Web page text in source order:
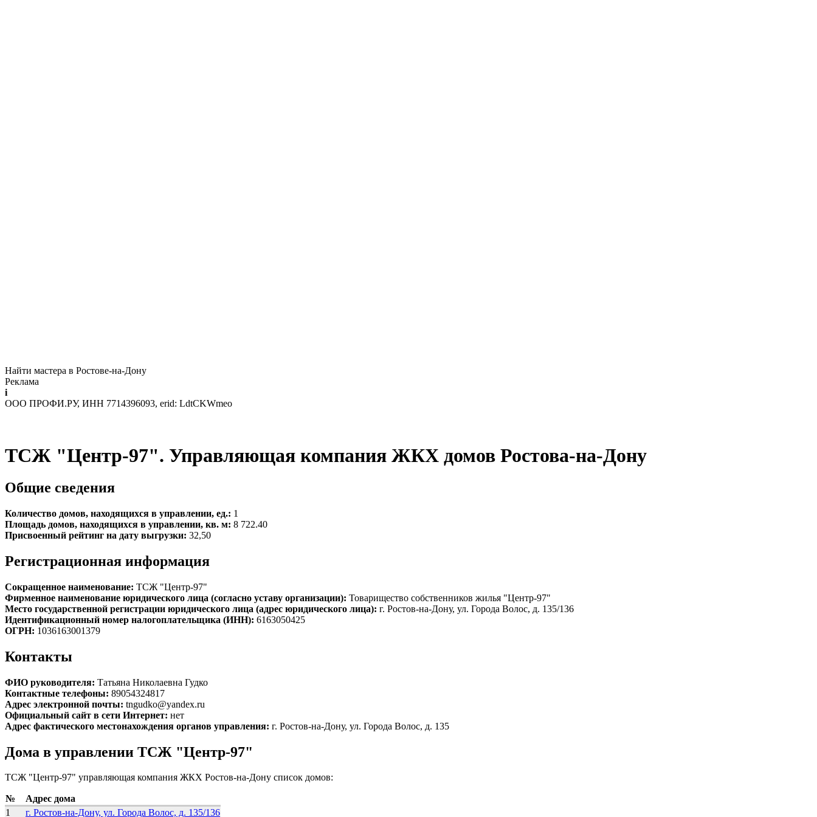
Найти мастера в Ростове-на-Дону
Реклама
i
ООО ПРОФИ.РУ, ИНН 7714396093, erid: LdtCKWmeo
ТСЖ "Центр-97". Управляющая компания ЖКХ домов Ростова-на-Дону
Общие сведения
Количество домов, находящихся в управлении, ед.: 1
Площадь домов, находящихся в управлении, кв. м: 8 722.40
Присвоенный рейтинг на дату выгрузки: 32,50
Регистрационная информация
Сокращенное наименование: ТСЖ "Центр-97"
Фирменное наименование юридического лица (согласно уставу организации): Товарищество собственников жилья "Центр-97"
Место государственной регистрации юридического лица (адрес юридического лица): г. Ростов-на-Дону, ул. Города Волос, д. 135/136
Идентификационный номер налогоплательщика (ИНН): 6163050425
ОГРН: 1036163001379
Контакты
ФИО руководителя: Татьяна Николаевна Гудко
Контактные телефоны: 89054324817
Адрес электронной почты: tngudko@yandex.ru
Официальный сайт в сети Интернет: нет
Адрес фактического местонахождения органов управления: г. Ростов-на-Дону, ул. Города Волос, д. 135
Дома в управлении ТСЖ "Центр-97"
ТСЖ "Центр-97" управляющая компания ЖКХ Ростов-на-Дону список домов:
№
Адрес дома
1
г. Ростов-на-Дону, ул. Города Волос, д. 135/136